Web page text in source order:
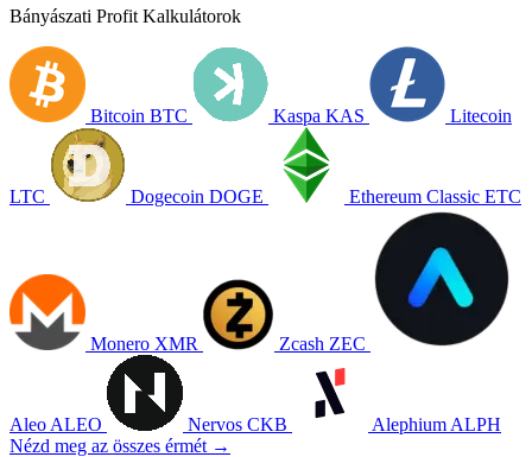
Bányászati Profit Kalkulátorok
Bitcoin BTC Kaspa KAS Litecoin
LTC Dogecoin DOGE Ethereum Classic ETC
Monero XMR Zcash ZEC
Aleo ALEO Nervos CKB Alephium ALPH
Nézd meg az összes érmét →